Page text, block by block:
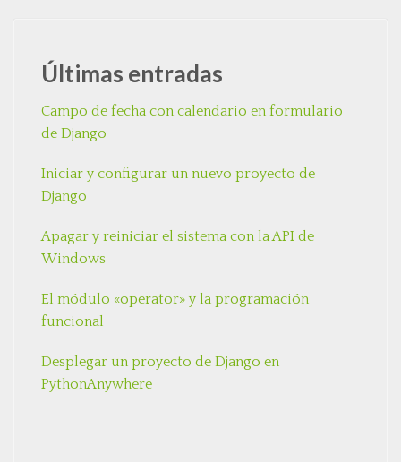
Últimas entradas
Campo de fecha con calendario en formulario
de Django
Iniciar y configurar un nuevo proyecto de
Django
Apagar y reiniciar el sistema con la API de
Windows
El módulo «operator» y la programación
funcional
Desplegar un proyecto de Django en
PythonAnywhere